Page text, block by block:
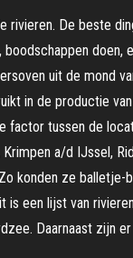
rivieren. De beste
boodschappen doen,
uit de mond
in de productie
factor tussen de
a/d IJssel,
konden ze balletje-
is een lijst van
Daarnaast zijn